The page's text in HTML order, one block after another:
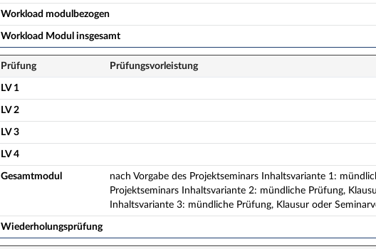
Workload modulbezogen
Workload Modul insgesamt
Prüfung Prüfungsvorleistung
LV 1
LV 2
LV 3
LV 4
Gesamtmodul
nach Vorgabe des Projektseminars Inhaltsvariante 1:
Projektseminars Inhaltsvariante 2: mündliche Prüfung,
Inhaltsvariante 3: mündliche Prüfung, Klausur oder
Wiederholungsprüfung